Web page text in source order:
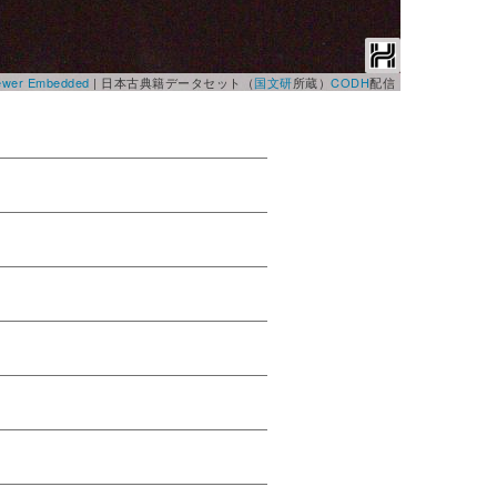
Embedded | 日本古典籍データセット（国文研所蔵） CODH配信